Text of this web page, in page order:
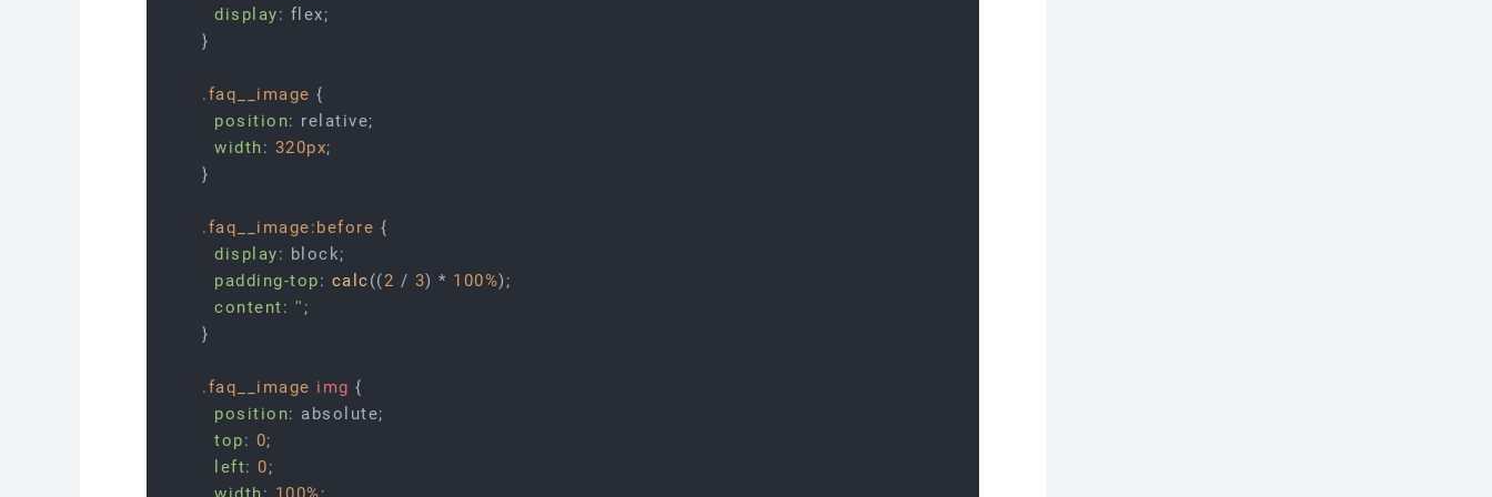
display: flex;
}
.faq__image {
position: relative;
width: 320px;
}
.faq__image:before {
display: block;
padding-top: calc((2 / 3) * 100%);
content: '' ;
}
.faq__image img {
position: absolute;
top: 0;
left: 0;